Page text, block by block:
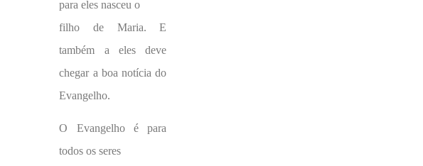
para eles nasceu o
filho de Maria. E
também a eles deve
chegar a boa notícia do
Evangelho.
O Evangelho é para
todos os seres